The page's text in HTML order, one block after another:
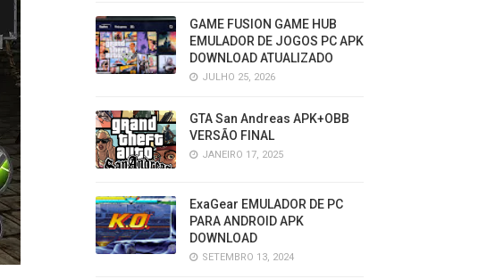
GAME FUSION GAME HUB
EMULADOR DE JOGOS PC APK
DOWNLOAD ATUALIZADO
JULHO 25, 2026
GTA San Andreas APK+OBB
VERSÃO FINAL
JANEIRO 17, 2025
ExaGear EMULADOR DE PC
PARA ANDROID APK
DOWNLOAD
SETEMBRO 13, 2024